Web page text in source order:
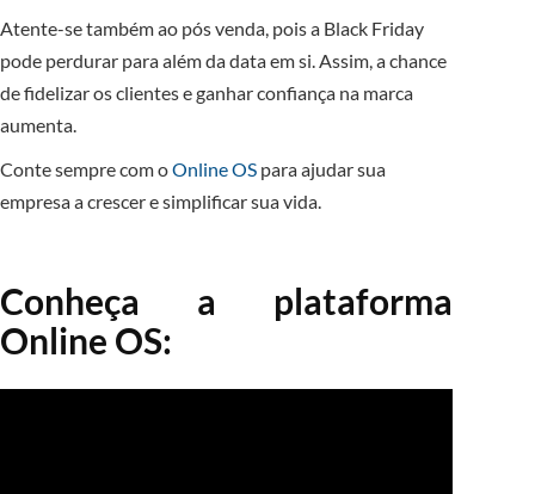
Atente-se também ao pós venda, pois a Black Friday
pode perdurar para além da data em si. Assim, a chance
de fidelizar os clientes e ganhar confiança na marca
aumenta.
Conte sempre com oOnline OS para ajudar sua
empresa a crescer e simplificar sua vida.
Conheça a plataforma
Online OS: